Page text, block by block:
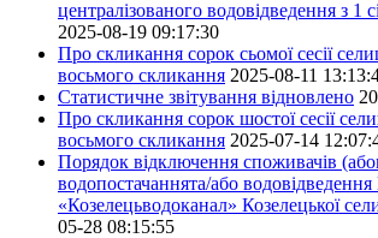
централізованого водовідведення з 1
2025-08-19 09:17:30
Про скликання сорок сьомої сесії
восьмого скликання 2025-08-11
Статистичне звітування відновлено
Про скликання сорок шостої сесії
восьмого скликання 2025-07-14
Порядок відключення споживачів
водопостачаннята/або
«Козелецьводоканал» Козелецької
05-28 08:15:55